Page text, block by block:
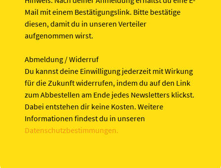
Mail mit einem Bestätigungslink. Bitte bestätige
diesen, damit du in unseren Verteiler
aufgenommen wirst.
Abmeldung / Widerruf
Du kannst deine Einwilligung jederzeit mit Wirkung
für die Zukunft widerrufen, indem du auf den Link
zum Abbestellen am Ende jedes Newsletters klickst.
Dabei entstehen dir keine Kosten. Weitere
Informationen findest du in unseren
Datenschutzbestimmungen.